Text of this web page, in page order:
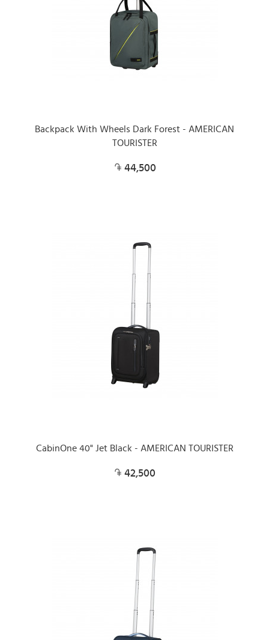
Backpack With Wheels Dark Forest - AMERICAN
TOURISTER
44,500
CabinOne 40" Jet Black - AMERICAN TOURISTER
42,500